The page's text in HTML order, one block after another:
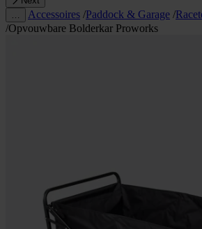
Accessoires /Paddock & Garage /
/Opvouwbare Bolderkar Proworks